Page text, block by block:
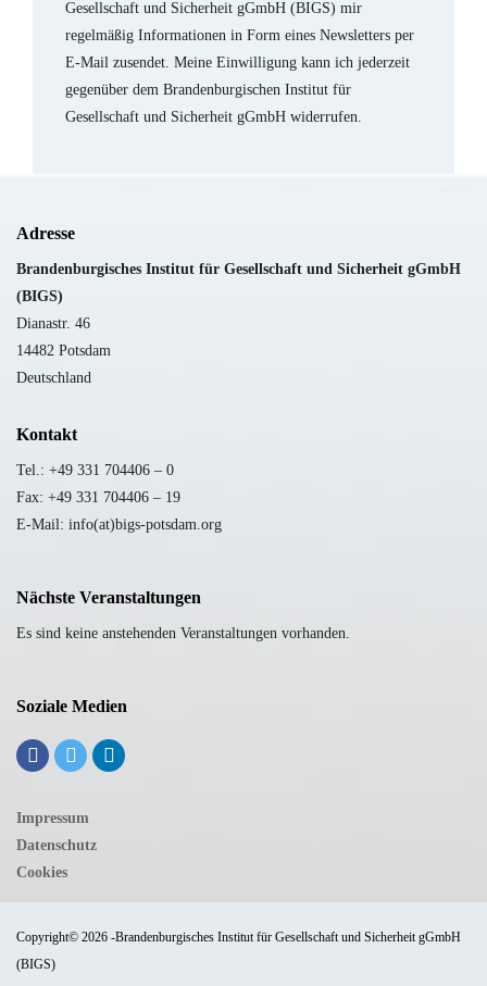
Gesellschaft und Sicherheit gGmbH (BIGS) mir
regelmäßig Informationen in Form eines Newsletters per
E-Mail zusendet. Meine Einwilligung kann ich jederzeit
gegenüber dem Brandenburgischen Institut für
Gesellschaft und Sicherheit gGmbH widerrufen.
Adresse
Brandenburgisches Institut für Gesellschaft und Sicherheit gGmbH
(BIGS)
Dianastr. 46
14482 Potsdam
Deutschland
Kontakt
Tel.: +49 331 704406 – 0
Fax: +49 331 704406 – 19
E-Mail: info(at)bigs-potsdam.org
Nächste Veranstaltungen
Es sind keine anstehenden Veranstaltungen vorhanden.
Soziale Medien
Impressum
Datenschutz
Cookies
Copyright© 2026 -Brandenburgisches Institut für Gesellschaft und Sicherheit gGmbH
(BIGS)